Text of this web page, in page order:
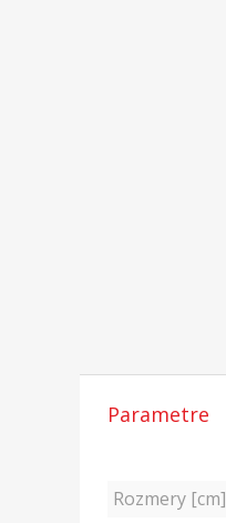
Parametre
Rozmery [cm]